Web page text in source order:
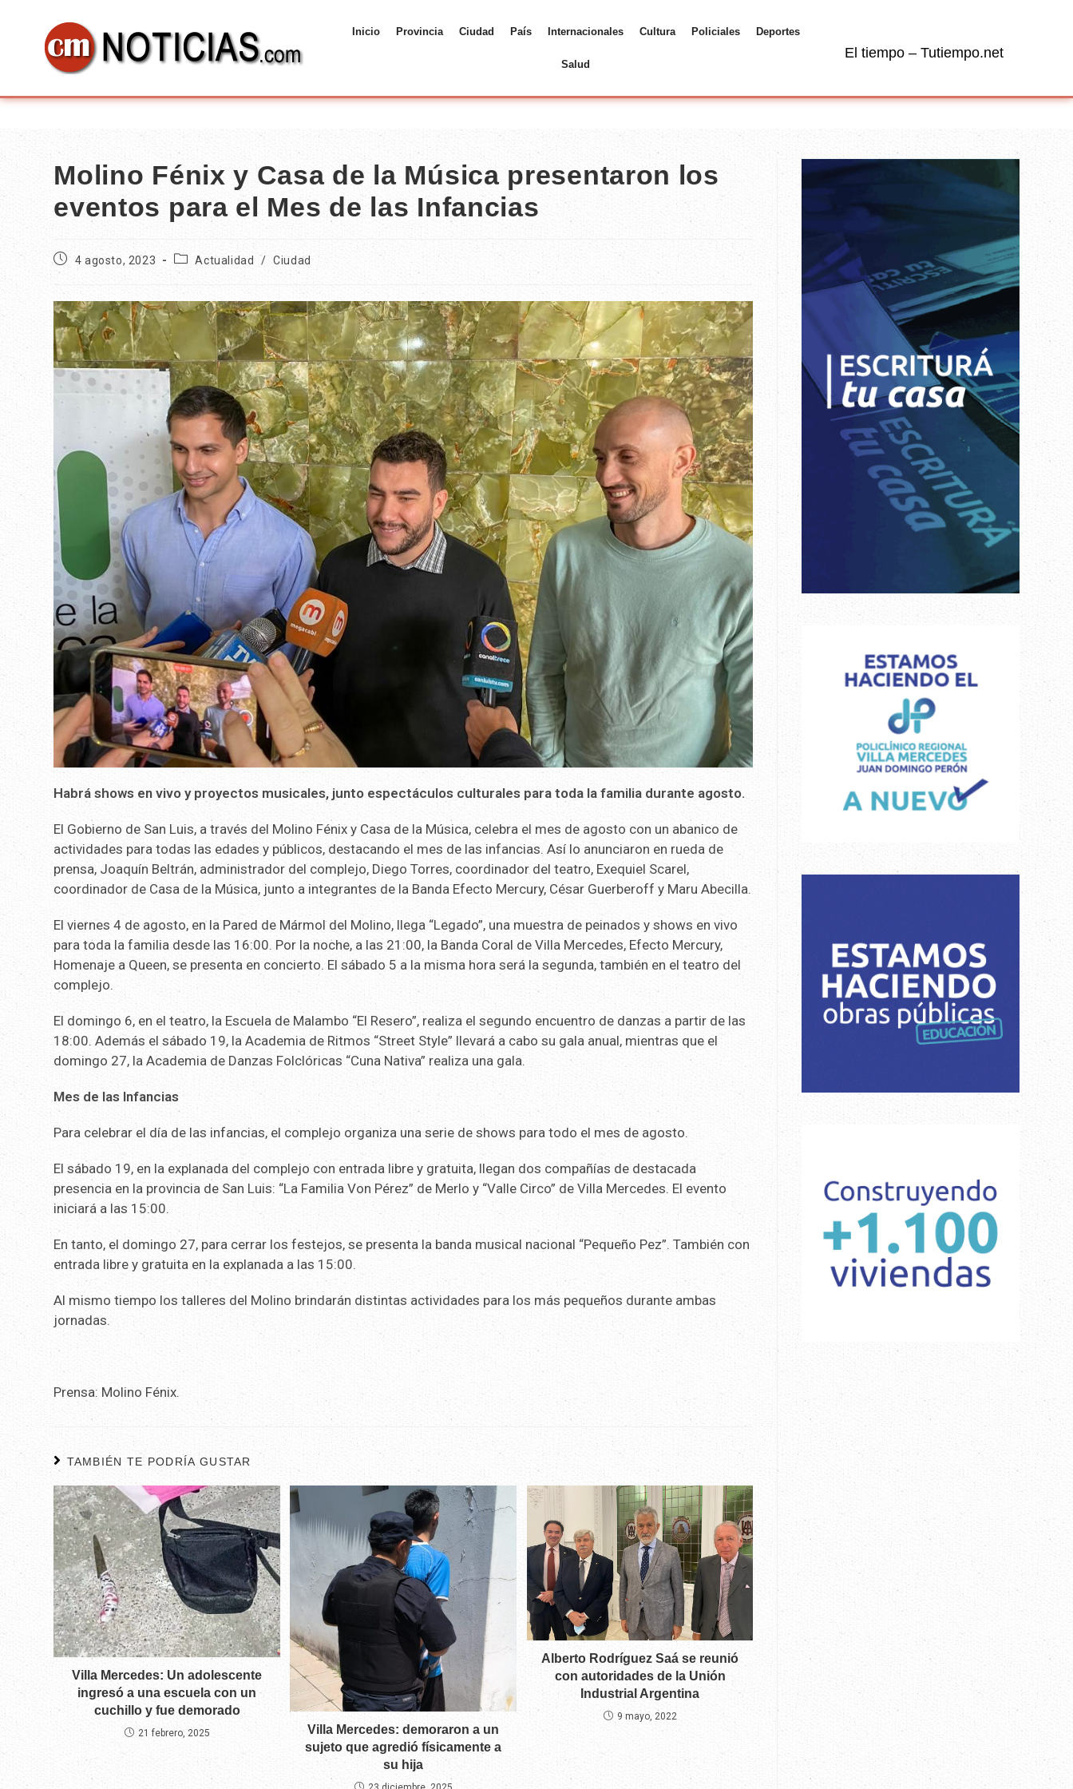
Inicio Provincia Ciudad País Internacionales Cultura Policiales Deportes
Salud
El tiempo – Tutiempo.net
Molino Fénix y Casa de la Música presentaron los
eventos para el Mes de las Infancias
4 agosto, 2023 Actualidad / Ciudad
Habrá shows en vivo y proyectos musicales, junto espectáculos culturales para toda la familia durante agosto.
El Gobierno de San Luis, a través del Molino Fénix y Casa de la Música, celebra el mes de agosto con un abanico de
actividades para todas las edades y públicos, destacando el mes de las infancias. Así lo anunciaron en rueda de
prensa, Joaquín Beltrán, administrador del complejo, Diego Torres, coordinador del teatro, Exequiel Scarel,
coordinador de Casa de la Música, junto a integrantes de la Banda Efecto Mercury, César Guerberoff y Maru Abecilla.
El viernes 4 de agosto, en la Pared de Mármol del Molino, llega “Legado”, una muestra de peinados y shows en vivo
para toda la familia desde las 16:00. Por la noche, a las 21:00, la Banda Coral de Villa Mercedes, Efecto Mercury,
Homenaje a Queen, se presenta en concierto. El sábado 5 a la misma hora será la segunda, también en el teatro del
complejo.
El domingo 6, en el teatro, la Escuela de Malambo “El Resero”, realiza el segundo encuentro de danzas a partir de las
18:00. Además el sábado 19, la Academia de Ritmos “Street Style” llevará a cabo su gala anual, mientras que el
domingo 27, la Academia de Danzas Folclóricas “Cuna Nativa” realiza una gala.
Mes de las Infancias
Para celebrar el día de las infancias, el complejo organiza una serie de shows para todo el mes de agosto.
El sábado 19, en la explanada del complejo con entrada libre y gratuita, llegan dos compañías de destacada
presencia en la provincia de San Luis: “La Familia Von Pérez” de Merlo y “Valle Circo” de Villa Mercedes. El evento
iniciará a las 15:00.
En tanto, el domingo 27, para cerrar los festejos, se presenta la banda musical nacional “Pequeño Pez”. También con
entrada libre y gratuita en la explanada a las 15:00.
Al mismo tiempo los talleres del Molino brindarán distintas actividades para los más pequeños durante ambas
jornadas.
Prensa: Molino Fénix.
TAMBIÉN TE PODRÍA GUSTAR
Villa Mercedes: Un adolescente
ingresó a una escuela con un
cuchillo y fue demorado
21 febrero, 2025
Villa Mercedes: demoraron a un
sujeto que agredió físicamente a
su hija
Alberto Rodríguez Saá se reunió
con autoridades de la Unión
Industrial Argentina
9 mayo, 2022